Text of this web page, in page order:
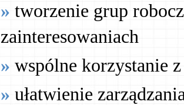
tworzenie grup
zainteresowaniach
wspólne korzystanie
ułatwienie